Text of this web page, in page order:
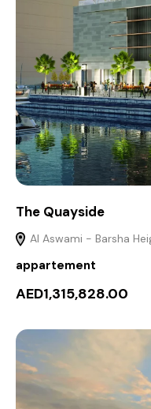
The Quayside
Al Aswami - Barsha
appartement
AED1,315,828.00